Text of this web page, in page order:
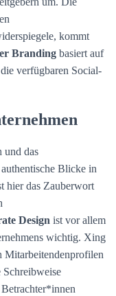
kommt
Branding basiert auf
verfügbaren Social-
und das
Blicke in
hier das Zauberwort
Design ist vor allem
wichtig. Xing
Mitarbeitendenprofilen
Schreibweise